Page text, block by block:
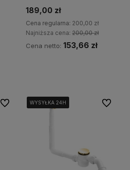
189,00 zł
Cena regularna: 200,00 zł
Najniższa cena: 200,00 zł
Cena netto: 153,66 zł
Do ulubionychWYSYŁKA 24H
WYSYŁKA 24H
WYSYŁKA 24H
WYSYŁKA 24H Do